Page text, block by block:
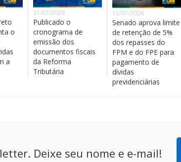
o
a
31/07/2026
Publicado o
cronograma de
emissão dos
documentos fiscais
da Reforma
Tributária
15/07/2026
Senado aprova limite
de retenção de 5%
dos repasses do
FPM e do FPE para
pagamento de
dívidas
previdenciárias
Deixe seu nome e e-mail!